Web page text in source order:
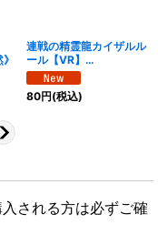
連戦の精霊龍カイザルル
ール【VR】
{25EX118/89}《光》
80円(税込)
される方は必ずご確